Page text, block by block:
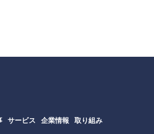
サービス 企業情報 取り組み